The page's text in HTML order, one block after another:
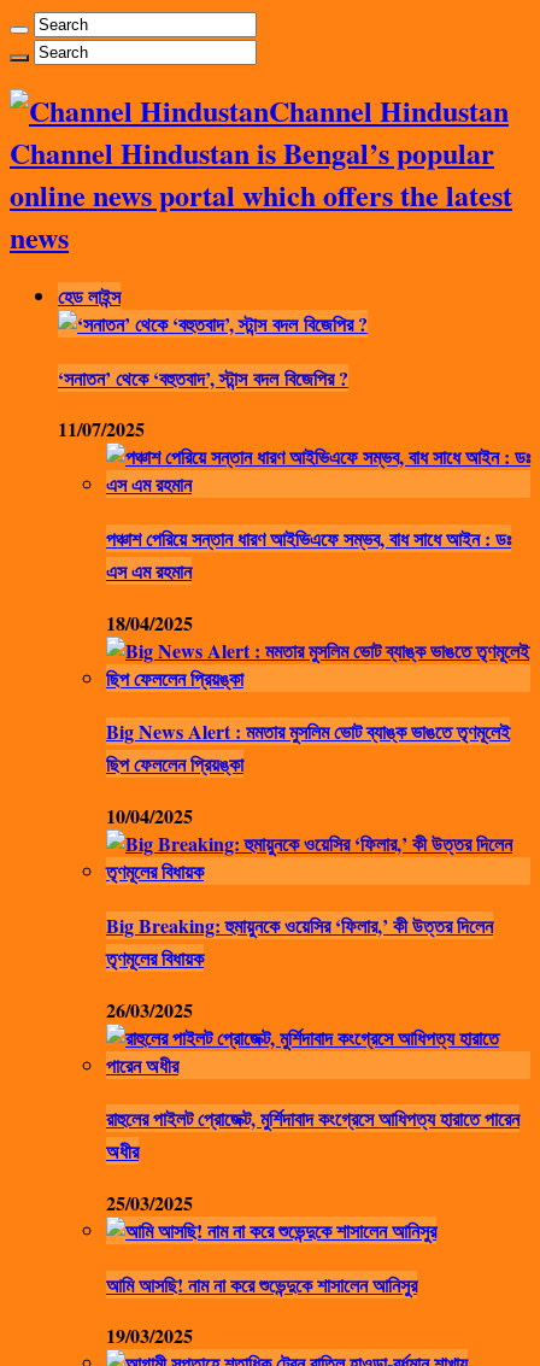
Channel Hindustan
Channel Hindustan is Bengal’s popular
online news portal which offers the latest
news
হেড লাইন্স
‘সনাতন’ থেকে ‘বহুতবাদ’, স্টান্স বদল বিজেপির ?
11/07/2025
পঞ্চাশ পেরিয়ে সন্তান ধারণ আইভিএফে সম্ভব, বাধ সাধে আইন : ডঃ
এস এম রহমান
18/04/2025
Big News Alert : মমতার মুসলিম ভোট ব্যাঙ্ক ভাঙতে তৃণমূলেই
ছিপ ফেললেন প্রিয়ঙ্কা
10/04/2025
Big Breaking: হুমায়ুনকে ওয়েসির ‘ফিলার,’ কী উত্তর দিলেন
তৃণমূলের বিধায়ক
26/03/2025
রাহুলের পাইলট প্রোজেক্ট, মুর্শিদাবাদ কংগ্রেসে আধিপত্য হারাতে পারেন
অধীর
25/03/2025
আমি আসছি! নাম না করে শুভেন্দুকে শাসালেন আনিসুর
19/03/2025